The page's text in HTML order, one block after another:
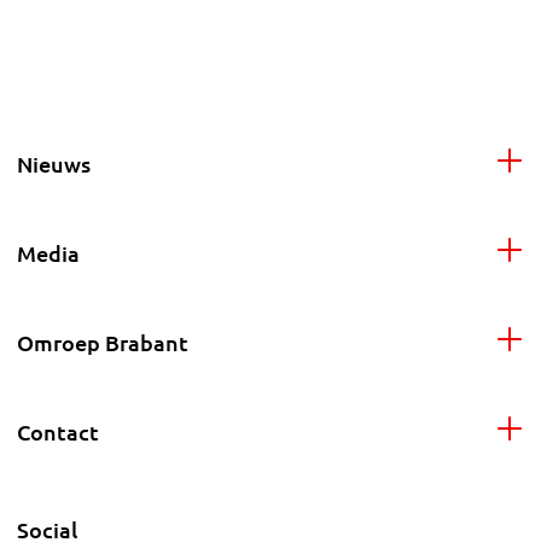
Nieuws
Media
Omroep Brabant
Contact
Social